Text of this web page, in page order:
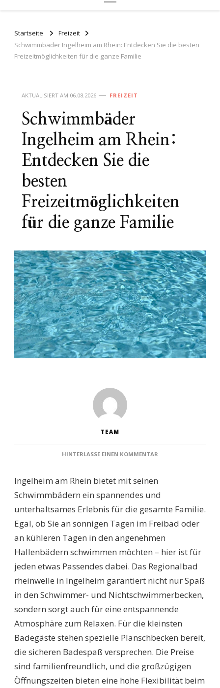
Startseite
Freizeit
Schwimmbäder Ingelheim am Rhein: Entdecken Sie die besten
Freizeitmöglichkeiten für die ganze Familie
AKTUALISIERT AM 06.08.2026 FREIZEIT
Schwimmbäder
Ingelheim am Rhein:
Entdecken Sie die
besten
Freizeitmöglichkeiten
für die ganze Familie
TEAM
HINTERLASSE EINEN KOMMENTAR
RHEIN:
ENTDECKEN
SIE
BESTEN
DIE
GANZE
Ingelheim am Rhein bietet mit seinen
Schwimmbädern ein spannendes und
unterhaltsames Erlebnis für die gesamte Familie.
Egal, ob Sie an sonnigen Tagen im Freibad oder
an kühleren Tagen in den angenehmen
Hallenbädern schwimmen möchten – hier ist für
jeden etwas Passendes dabei. Das Regionalbad
rheinwelle in Ingelheim garantiert nicht nur Spaß
in den Schwimmer- und Nichtschwimmerbecken,
sondern sorgt auch für eine entspannende
Atmosphäre zum Relaxen. Für die kleinsten
Badegäste stehen spezielle Planschbecken bereit,
die sicheren Badespaß versprechen. Die Preise
sind familienfreundlich, und die großzügigen
Öffnungszeiten bieten eine hohe Flexibilität beim